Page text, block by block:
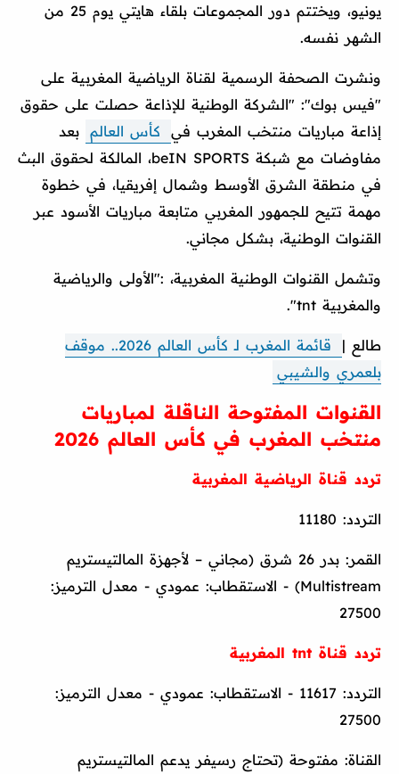
يونيو، ويختتم دور المجموعات بلقاء هايتي يوم 25 من
الشهر نفسه.
ونشرت الصحفة الرسمية لقناة الرياضية المغربية على
"فيس بوك": "الشركة الوطنية للإذاعة حصلت على حقوق
إذاعة مباريات منتخب المغرب في
كأس العالم بعد
مفاوضات مع شبكة beIN SPORTS، المالكة لحقوق البث
في منطقة الشرق الأوسط وشمال إفريقيا، في خطوة
مهمة تتيح للجمهور المغربي متابعة مباريات الأسود عبر
القنوات الوطنية، بشكل مجاني.
وتشمل القنوات الوطنية المغربية، :"الأولى والرياضية
والمغربية tnt".
طالع |
قائمة المغرب لـ كأس العالم 2026.. موقف
بلعمري والشيبي
القنوات المفتوحة الناقلة لمباريات
منتخب المغرب في كأس العالم 2026
تردد قناة الرياضية المغربية
التردد: 11180
القمر: بدر 26 شرق (مجاني – لأجهزة المالتيستريم
Multistream) - الاستقطاب: عمودي - معدل الترميز:
27500
تردد قناة tnt المغربية
التردد: 11617 - الاستقطاب: عمودي - معدل الترميز:
27500
القناة: مفتوحة (تحتاج رسيفر يدعم المالتيستريم